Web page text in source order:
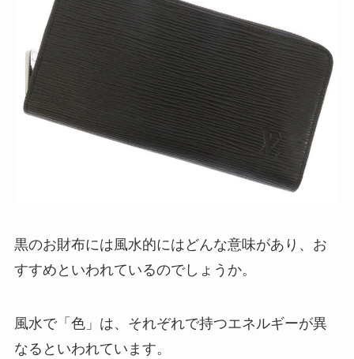
黒のお財布には風水的にはどんな意味があり、お
すすめといわれているのでしょうか。
風水で「色」は、それぞれで持つエネルギーが異
なるといわれています。